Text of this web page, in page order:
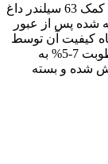
بخش خشک کن ها: در این بخش آبگیری نهایی به کمک 63 سیلندر داغ
شده پس از عبور
کیفیت آن توسط
واحد کنترل کیفیت، کنترل شده و در نهایت با رطوبت 7-5% به
شده و بسته